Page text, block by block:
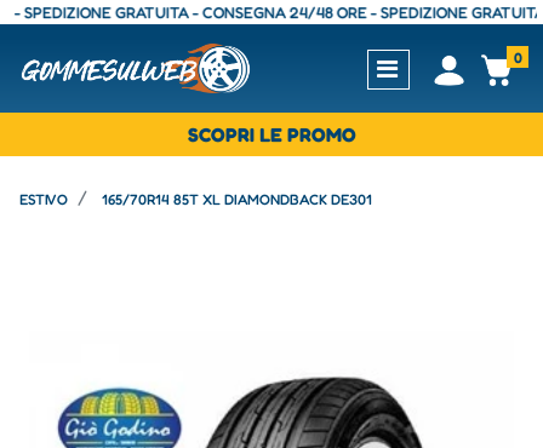
GRATUITA - CONSEGNA 24/48 ORE - SPEDIZIONE GRATUITA -
Open0
SCOPRI LE PROMO
ESTIVO 165/70R14 85T XL DIAMONDBACK DE301